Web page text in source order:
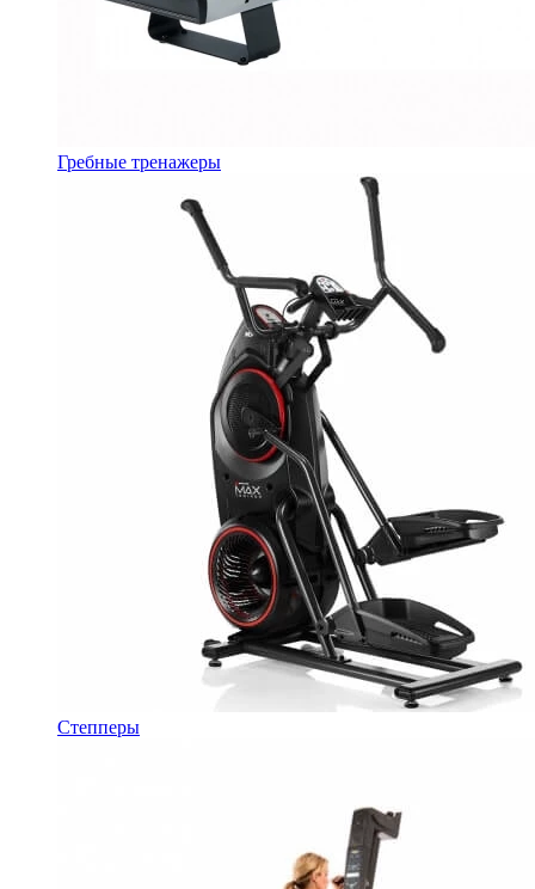
Гребные тренажеры
Степперы